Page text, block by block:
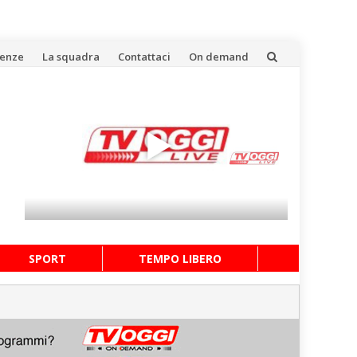
La squadra Contattaci On demand
SPORT TEMPO LIBERO